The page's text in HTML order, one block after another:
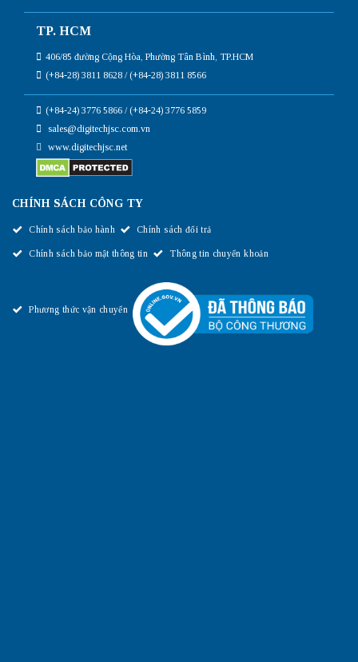
TP. HCM
406/85 đường Cộng Hòa, Phường Tân Bình, TP.HCM
(+84-28) 3811 8628 / (+84-28) 3811 8566
(+84-24) 3776 5866 / (+84-24) 3776 5859
sales@digitechjsc.com.vn
www.digitechjsc.net
CHÍNH SÁCH CÔNG TY
Chính sách bảo hành Chính sách đổi trả
Chính sách bảo mật thông tin Thông tin chuyển khoản
Phương thức vận chuyển